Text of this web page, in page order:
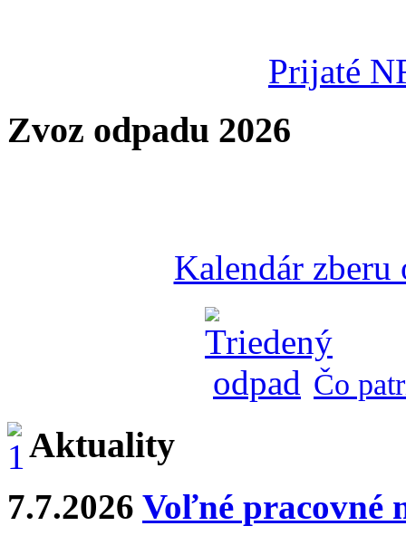
Prijaté
Zvoz odpadu 2026
Kalendár zberu
Čo
Aktuality
7.7.2026 Voľné pracovné